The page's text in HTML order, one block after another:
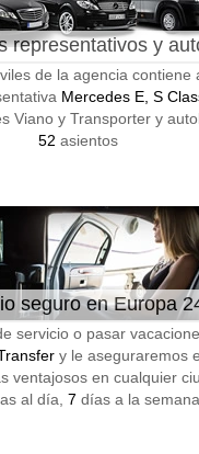
representativos y
de la agencia contiene
Mercedes E, S
Viano y Transporter y
52 asientos
seguro en Europa
servicio o pasar
y le aseguraremos
ventajosos en cualquier
al día, 7 días a la semana